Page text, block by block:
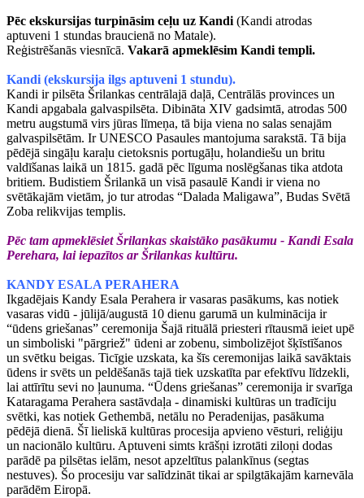
Pēc ekskursijas turpināsim ceļu uz Kandi(Kandi atrodas
aptuveni 1 stundas braucienā no Matale).
Reģistrēšanās viesnīcā. Vakarā apmeklēsim Kandi templi.
Kandi (ekskursija ilgs aptuveni 1 stundu).
Kandi ir pilsēta Šrilankas centrālajā daļā, Centrālās provinces un
Kandi apgabala galvaspilsēta. Dibināta XIV gadsimtā, atrodas 500
metru augstumā virs jūras līmeņa, tā bija viena no salas senajām
galvaspilsētām. Ir UNESCO Pasaules mantojuma sarakstā. Tā bija
pēdējā singāļu karaļu cietoksnis portugāļu, holandiešu un britu
valdīšanas laikā un 1815. gadā pēc līguma noslēgšanas tika atdota
britiem. Budistiem Šrilankā un visā pasaulē Kandi ir viena no
svētākajām vietām, jo tur atrodas “Dalada Maligawa”, Budas Svētā
Zoba relikvijas templis.
Pēc tam apmeklēsiet Šrilankas skaistāko pasākumu - Kandi Esala
Perehara, lai iepazītos ar Šrilankas kultūru.
KANDY ESALA PERAHERA
Ikgadējais Kandy Esala Perahera ir vasaras pasākums, kas notiek
vasaras vidū - jūlijā/augustā 10 dienu garumā un kulminācija ir
“ūdens griešanas” ceremonija Šajā rituālā priesteri rītausmā ieiet upē
un simboliski "pārgriež" ūdeni ar zobenu, simbolizējot šķīstīšanos
un svētku beigas. Ticīgie uzskata, ka šīs ceremonijas laikā savāktais
ūdens ir svēts un peldēšanās tajā tiek uzskatīta par efektīvu līdzekli,
lai attīrītu sevi no ļaunuma. “Ūdens griešanas” ceremonija ir svarīga
Kataragama Perahera sastāvdaļa - dinamiski kultūras un tradīciju
svētki, kas notiek Gethembā, netālu no Peradenijas, pasākuma
pēdējā dienā. Šī lieliskā kultūras procesija apvieno vēsturi, reliģiju
un nacionālo kultūru. Aptuveni simts krāšņi izrotāti ziloņi dodas
parādē pa pilsētas ielām, nesot apzeltītus palankīnus (segtas
nestuves). Šo procesiju var salīdzināt tikai ar spilgtākajām karnevāla
parādēm Eiropā.